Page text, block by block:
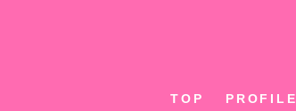
TOP PROFILE